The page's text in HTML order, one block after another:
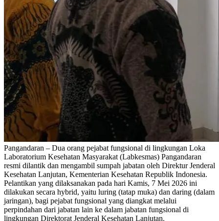
Pangandaran – Dua orang pejabat fungsional di lingkungan Loka
Laboratorium Kesehatan Masyarakat (Labkesmas) Pangandaran
resmi dilantik dan mengambil sumpah jabatan oleh Direktur Jenderal
Kesehatan Lanjutan, Kementerian Kesehatan Republik Indonesia.
Pelantikan yang dilaksanakan pada hari Kamis, 7 Mei 2026 ini
dilakukan secara hybrid, yaitu luring (tatap muka) dan daring (dalam
jaringan), bagi pejabat fungsional yang diangkat melalui
perpindahan dari jabatan lain ke dalam jabatan fungsional di
lingkungan Direktorat Jenderal Kesehatan Lanjutan.